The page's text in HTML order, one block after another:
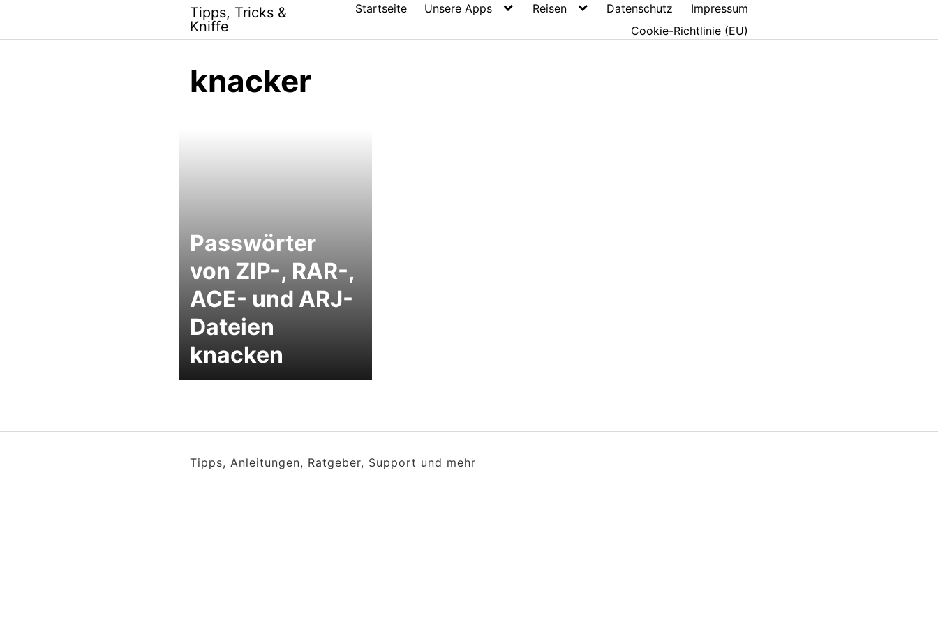
content
Tipps, Tricks &
Kniffe
Startseite Unsere Apps Reisen Datenschutz
Impressum
Cookie-Richtlinie (EU)
knacker
Passwörter
von ZIP-, RAR-,
ACE- und ARJ-
Dateien
knacken
Tipps, Anleitungen, Ratgeber, Support und mehr